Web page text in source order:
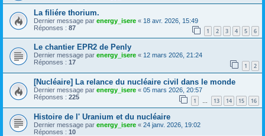
La filiére thorium.
Dernier message par energy_isere « 18 avr. 2026, 15:49
Réponses : 87 1 2 3 4 5 6
Le chantier EPR2 de Penly
Dernier message par energy_isere « 12 mars 2026, 21:24
Réponses : 17 1 2
[Nucléaire] La relance du nucléaire civil dans le monde
Dernier message par energy_isere « 05 mars 2026, 20:57
Réponses : 225 1 … 13 14 15 16
Histoire de l' Uranium et du nucléaire
Dernier message par energy_isere « 24 janv. 2026, 19:02
Réponses : 10